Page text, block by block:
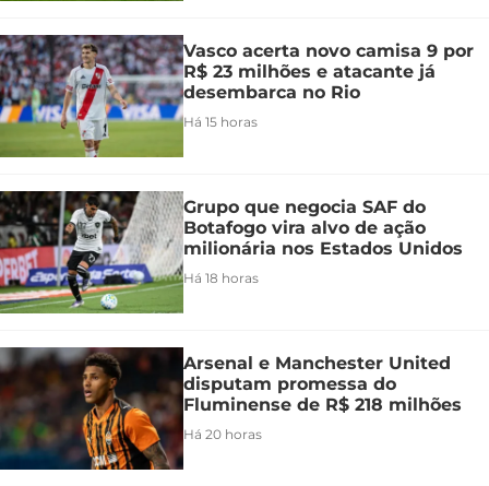
Vasco acerta novo camisa 9 por
R$ 23 milhões e atacante já
desembarca no Rio
Há 15 horas
Grupo que negocia SAF do
Botafogo vira alvo de ação
milionária nos Estados Unidos
Há 18 horas
Arsenal e Manchester United
disputam promessa do
Fluminense de R$ 218 milhões
Há 20 horas